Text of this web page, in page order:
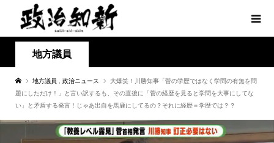
地方議員
地方議員 政治ニュース
大爆笑！川勝知事「菅の学歴ではなく学問の有無を問
題にしただけ！」と言い訳するも、その直後に「菅の経歴を見ると学問を大事にしてな
い」と矛盾する発言！じゃあ出自を馬鹿にしてるの？それに経歴＝学歴では？？